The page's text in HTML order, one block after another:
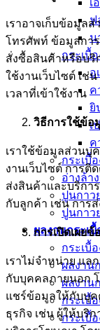
เ
ฟ
น
กระเบื้
อ
ค
ยิ
เ
ค
กระเบื้
อ่างล้า
ปูนกาว
ปูนกาวย
ผลงานกระเบื้
กระเบื้
ผลงาน
ผลงาน
กระเบื้
กระเบื้
เราอาจเก็บข้อมูล
โทรศัพท์ ข้อมูลการ
สั่งซื้อสินค้าหรือบริ
ใช้งานเว็บไซต์ เช่
เวลาที่เข้าใช้งาน
วิธีการใช้ข้อ
เราใช้ข้อมูลส่วนบุ
งานเว็บไซต์ การติ
ส่งสินค้าและบริกา
กับลูกค้า เช่น การ
การเปิดเผย
เราไม่จำหน่าย แ
กับบุคคลภายนอก
แชร์ข้อมูลให้กับบุค
ธุรกิจ เช่น ผู้ให้บริ